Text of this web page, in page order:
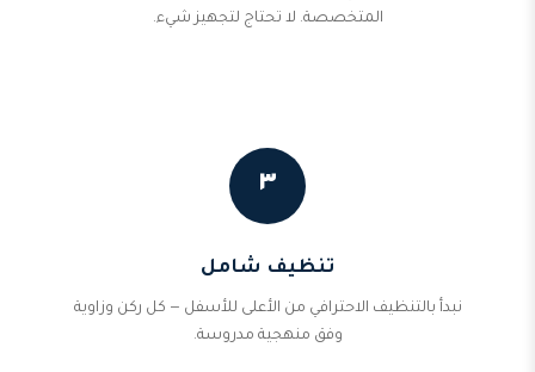
المتخصصة. لا تحتاج لتجهيز شيء.
٣
تنظيف شامل
نبدأ بالتنظيف الاحترافي من الأعلى للأسفل — كل ركن وزاوية
وفق منهجية مدروسة.